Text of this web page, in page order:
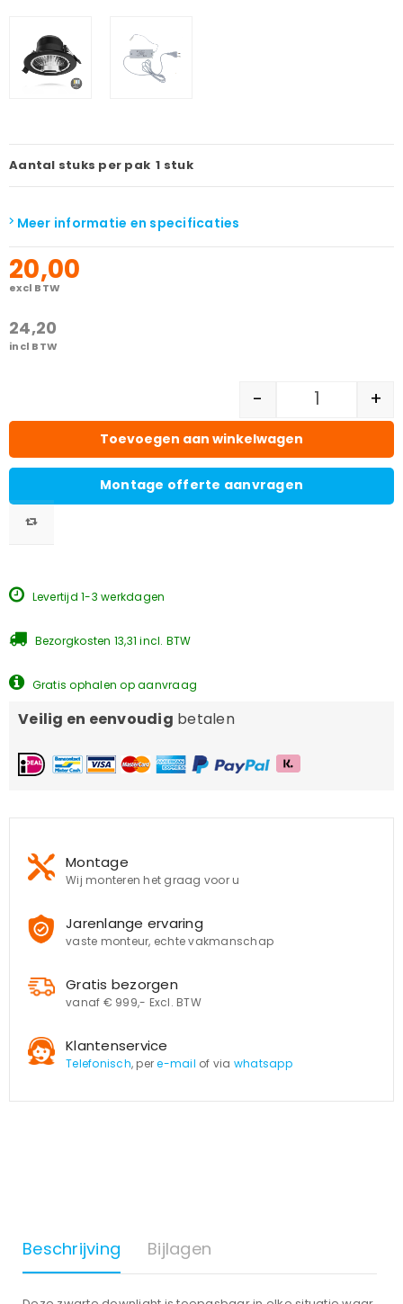
Aantal stuks per pak 1 stuk
Meer informatie en specificaties
20,00
excl BTW
24,20
incl BTW
- +
Toevoegen aan winkelwagen
Montage offerte aanvragen
Levertijd 1-3 werkdagen
Bezorgkosten 13,31 incl. BTW
Gratis ophalen op aanvraag
Veilig en eenvoudig betalen
Montage
Wij monteren het graag voor u
Jarenlange ervaring
vaste monteur, echte vakmanschap
Gratis bezorgen
vanaf € 999,- Excl. BTW
Klantenservice
Telefonisch, pere-mail of via whatsapp
Beschrijving Bijlagen